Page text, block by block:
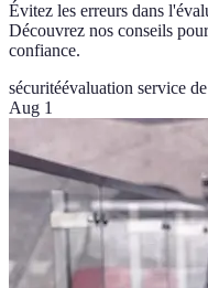
Évitez les erreurs dans
Découvrez nos conseils
confiance.
sécuritéévaluation service
Aug 1